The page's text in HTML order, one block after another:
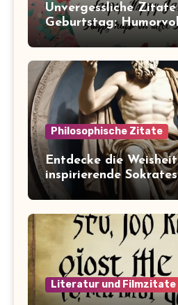
Unvergessliche Zitate
Geburtstag:
und inspirierend!
Philosophische Zitate
Entdecke die
inspirierende
dein Leben verändern
Literatur und Filmzitate